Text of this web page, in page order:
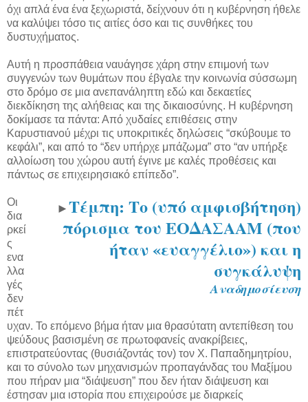
όχι απλά ένα ένα ξεχωριστά, δείχνουν ότι η κυβέρνηση ήθελε
να καλύψει τόσο τις αιτίες όσο και τις συνθήκες του
δυστυχήματος.
Αυτή η προσπάθεια ναυάγησε χάρη στην επιμονή των
συγγενών των θυμάτων που έβγαλε την κοινωνία σύσσωμη
στο δρόμο σε μια ανεπανάληπτη εδώ και δεκαετίες
διεκδίκηση της αλήθειας και της δικαιοσύνης. Η κυβέρνηση
δοκίμασε τα πάντα: Από χυδαίες επιθέσεις στην
Καρυστιανού μέχρι τις υποκριτικές δηλώσεις “σκύβουμε το
κεφάλι”, και από το “δεν υπήρχε μπάζωμα” στο “αν υπήρξε
αλλοίωση του χώρου αυτή έγινε με καλές προθέσεις και
πάντως σε επιχειρησιακό επίπεδο”.
►Τέμπη: Το (υπό αμφισβήτηση)
πόρισμα του ΕΟΔΑΣΑΑΜ (που
ήταν «ευαγγέλιο») και η
συγκάλυψη
Αναδημοσίευση
Οι
δια
ρκεί
ς
ενα
λλα
γές
δεν
πέτ
υχαν. Το επόμενο βήμα ήταν μια θρασύτατη αντεπίθεση του
ψεύδους βασισμένη σε πρωτοφανείς ανακρίβειες,
επιστρατεύοντας (θυσιάζοντάς τον) τον Χ. Παπαδημητρίου,
και το σύνολο των μηχανισμών προπαγάνδας του Μαξίμου
που πήραν μια “διάψευση” που δεν ήταν διάψευση και
έστησαν μια ιστορία που επιχειρούσε με διαρκείς